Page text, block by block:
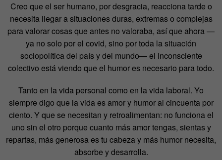
Creo que el ser humano, por desgracia, reacciona tarde o
necesita llegar a situaciones duras, extremas o complejas
para valorar cosas que antes no valoraba, así que ahora —
ya no solo por el covid, sino por toda la situación
sociopolítica del país y del mundo— el inconsciente
colectivo está viendo que el humor es necesario para todo.
Tanto en la vida personal como en la vida laboral. Yo
siempre digo que la vida es amor y humor al cincuenta por
ciento. Y que se necesitan y retroalimentan: no funciona el
uno sin el otro porque cuanto más amor tengas, sientas y
repartas, más generosa es tu cabeza y más humor necesita,
absorbe y desarrolla.